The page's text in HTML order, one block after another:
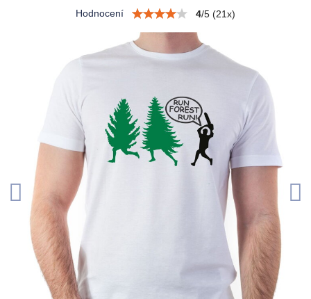
Hodnocení 4/5 (21x)